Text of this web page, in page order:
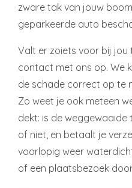
zware tak van jouw
geparkeerde auto
Valt er zoiets voor bij jou
contact met ons op. We
de schade correct op te
Zo weet je ook meteen
dekt: is de weggewaaide
of niet, en betaalt je
voorlopig weer
of een plaatsbezoek